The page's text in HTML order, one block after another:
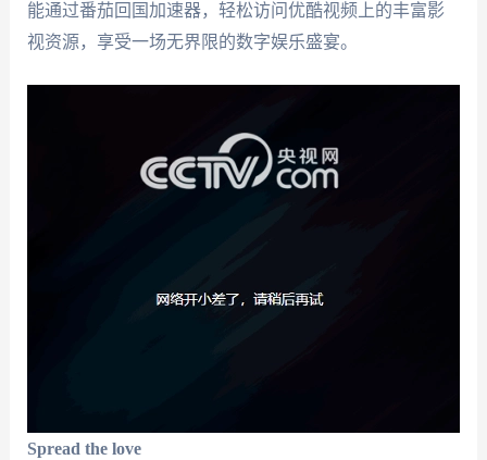
能通过番茄回国加速器，轻松访问优酷视频上的丰富影
视资源，享受一场无界限的数字娱乐盛宴。
Spread the love